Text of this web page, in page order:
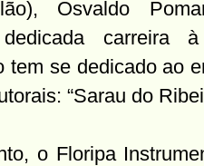
Osvaldo
carreira
tem se dedicado ao
“Sarau do
o Floripa